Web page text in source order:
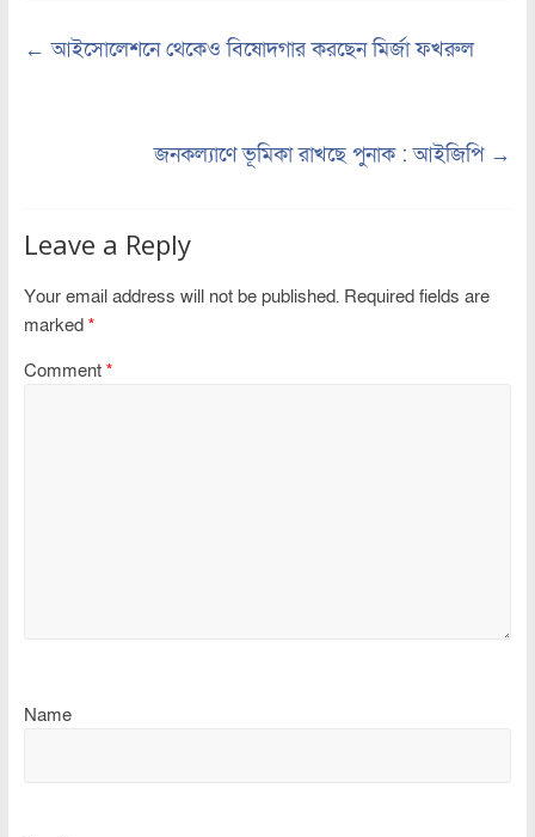
← আইসোলেশনে থেকেও বিষোদগার করছেন মির্জা ফখরুল
জনকল্যাণে ভূমিকা রাখছে পুনাক : আইজিপি →
Leave a Reply
Your email address will not be published. Required fields are
marked *
Comment *
Name